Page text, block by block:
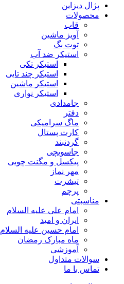
پژال دیزاین
محصولات
قاب
آویز ماشین
توت بگ
استیکر ضد آب
استیکر تکی
استیکر چند تایی
استیکر ماشین
استیکر نواری
جامدادی
دفتر
ماگ سرامیکی
کارت پستال
گردنبند
جاسویچی
پیکسل و مگنت چوبی
مهر نماز
تیشرت
پرچم
مناسبتی
امام علی علیه السلام
ایران و امید
امام حسین علیه السلام
ماه مبارک رمضان
آموزشی
سوالات متداول
تماس با ما